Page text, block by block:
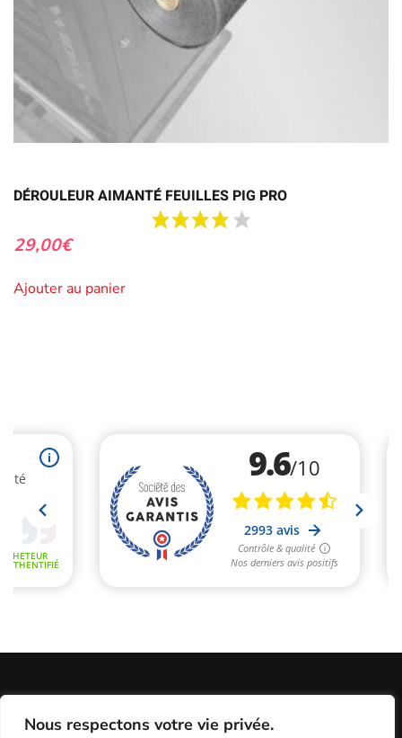
Nous respectons votre vie privée.
DÉROULEUR AIMANTÉ FEUILLES PIG PRO
29,00€
Ajouter au panier
Informations Légales
Conditions Générales de Vente